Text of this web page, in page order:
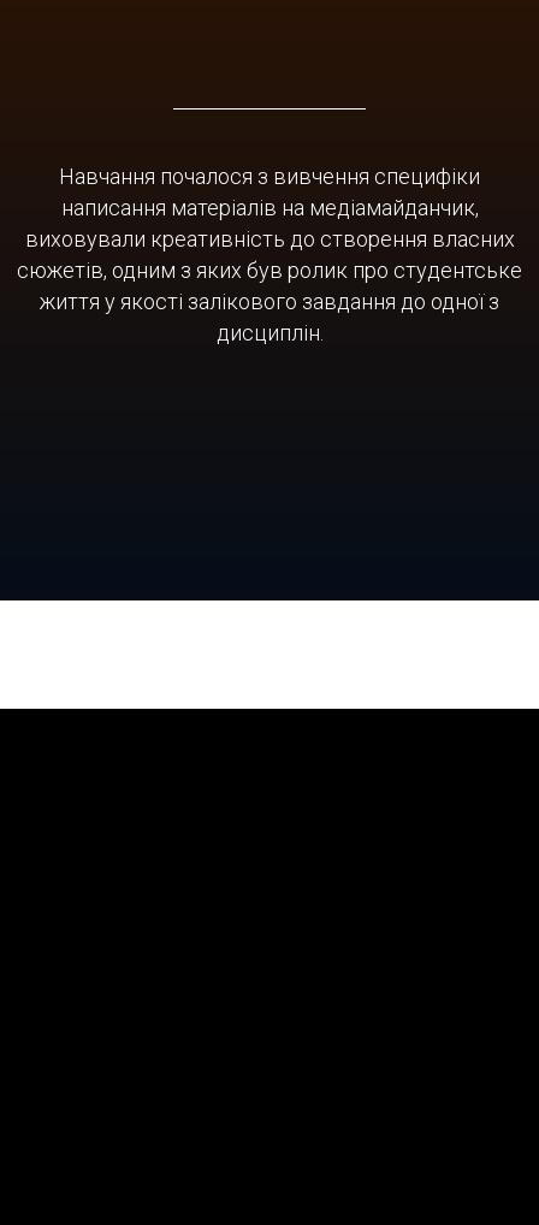
Навчання почалося з вивчення специфіки
написання матеріалів на медіамайданчик,
виховували креативність до створення власних
сюжетів, одним з яких був ролик про студентське
життя у якості залікового завдання до одної з
дисциплін.